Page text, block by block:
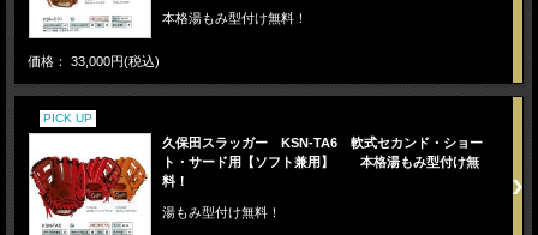
本格湯もみ型付け無料！
価格： 33,000円(税込)
PICK UP
久保田スラッガー KSN-TA6 軟式セカンド・ショー
ト・サード用【ソフト兼用】 本格湯もみ型付け無
料！
湯もみ型付け無料！